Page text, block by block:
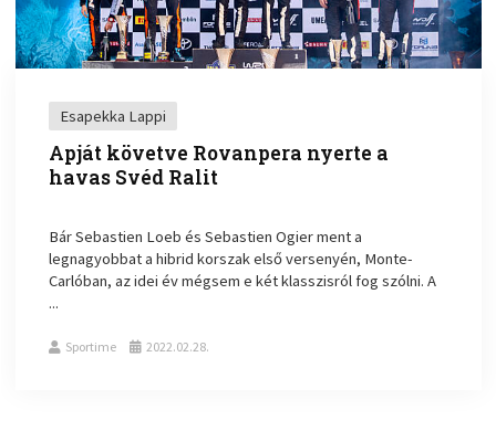
Esapekka Lappi
Apját követve Rovanpera nyerte a
havas Svéd Ralit
Bár Sebastien Loeb és Sebastien Ogier ment a
legnagyobbat a hibrid korszak első versenyén, Monte-
Carlóban, az idei év mégsem e két klasszisról fog szólni. A
...
Sportime 2022.02.28.